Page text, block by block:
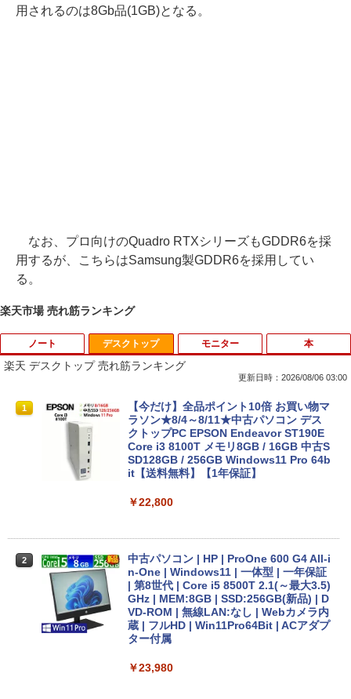
用されるのは8Gb品(1GB)となる。
なお、プロ向けのQuadro RTXシリーズもGDDR6を採
用するが、こちらはSamsung製GDDR6を採用してい
る。
楽天市場 売れ筋ランキング
ノート デスクトップ
楽天 デスクトップ 売れ筋ランキング
更新日時：2026/08/06 03:00
1
【今だけ】全品ポイント10倍 お買い物マ
ラソン★8/4～8/11★中古パソコン デス
クトップPC EPSON Endeavor ST190E
Core i3 8100T メモリ8GB / 16GB 中古S
SD128GB / 256GB Windows11 Pro 64b
it【送料無料】【1年保証】
￥22,800
2
中古パソコン | HP | ProOne 600 G4 All-i
n-One | Windows11 | 一体型 | 一年保証
| 第8世代 | Core i5 8500T 2.1(～最大3.5)
GHz | MEM:8GB | SSD:256GB(新品) | D
VD-ROM | 無線LAN:なし | Webカメラ内
蔵 | フルHD | Win11Pro64Bit | ACアダプ
ター付属
￥23,980
モニター 本